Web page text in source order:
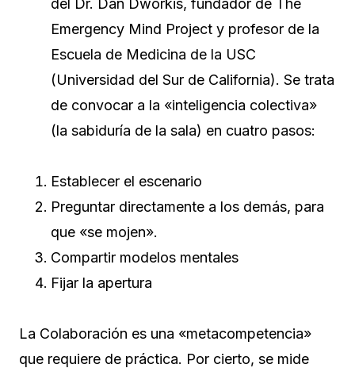
del Dr. Dan Dworkis, fundador de The
Emergency Mind Project y profesor de la
Escuela de Medicina de la USC
(Universidad del Sur de California). Se trata
de convocar a la «inteligencia colectiva»
(la sabiduría de la sala) en cuatro pasos:
Establecer el escenario
Preguntar directamente a los demás, para
que «se mojen».
Compartir modelos mentales
Fijar la apertura
La Colaboración es una «metacompetencia»
que requiere de práctica. Por cierto, se mide